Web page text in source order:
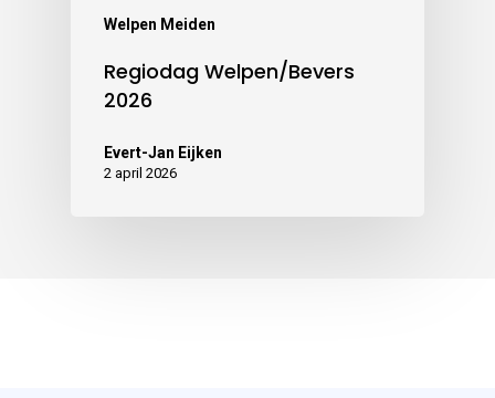
Welpen Meiden
Regiodag Welpen/Bevers
2026
Evert-Jan Eijken
2 april 2026